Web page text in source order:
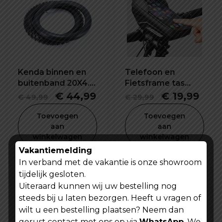
Kenda binnen en
buitenband 20X4.0
inch
€49,99
Oorspronkelijke
was:
€ 49,99.
€ 44,99 Huidige
is:
€ 44,99.
Toevoegen
aan
winkelwagen
Telefoon en
Fietsframe tas
waterdicht en
schokbestendig
€29,99
was:
€ 29,99.
€ 19,99
prijs
is:
€
Toevoegen
aan
winkelwagen
Vakantiemelding
In verband met de vakantie is onze showroom
tijdelijk gesloten.
Uiteraard kunnen wij uw bestelling nog
steeds bij u laten bezorgen. Heeft u vragen of
wilt u een bestelling plaatsen? Neem dan